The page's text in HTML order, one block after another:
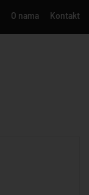
O nama Kontakt